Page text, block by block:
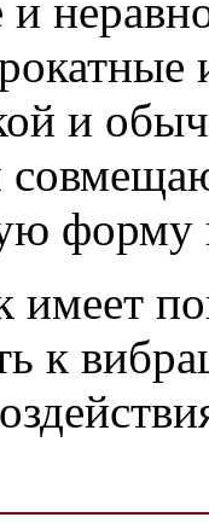
и
форму
имеет
к